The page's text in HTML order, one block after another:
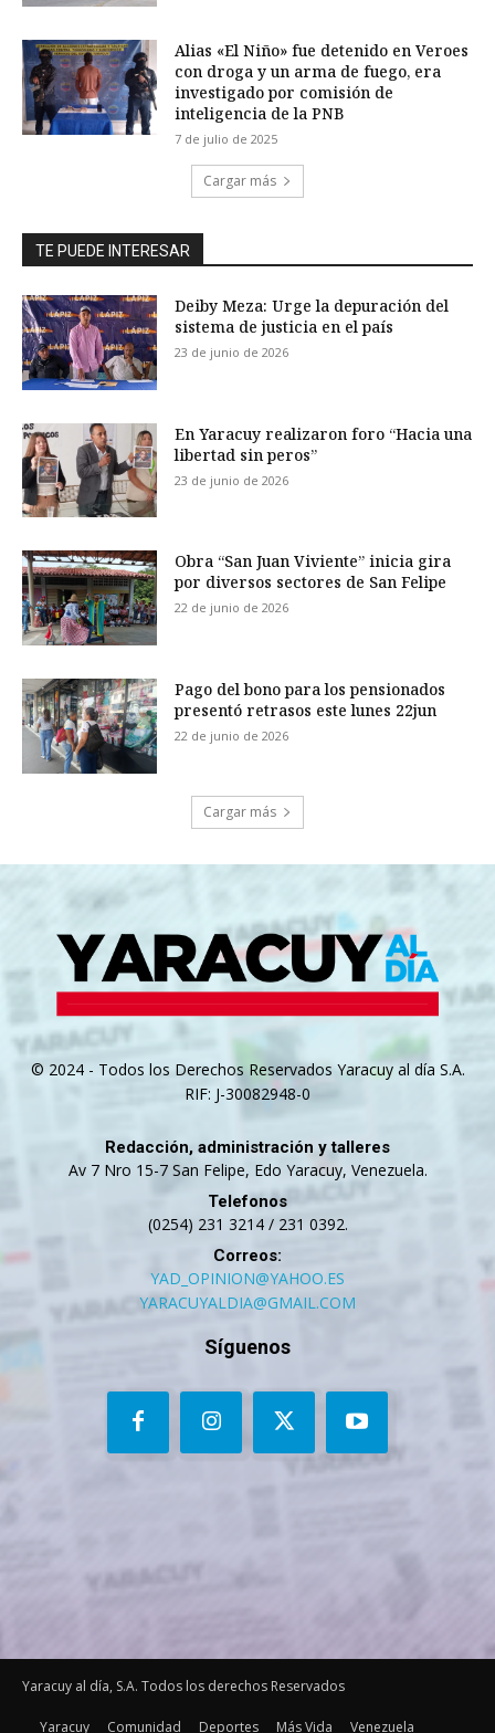
Alias «El Niño» fue detenido en Veroes
con droga y un arma de fuego, era
investigado por comisión de
inteligencia de la PNB
7 de julio de 2025
Cargar más
TE PUEDE INTERESAR
Deiby Meza: Urge la depuración del
sistema de justicia en el país
23 de junio de 2026
En Yaracuy realizaron foro “Hacia una
libertad sin peros”
23 de junio de 2026
Obra “San Juan Viviente” inicia gira
por diversos sectores de San Felipe
22 de junio de 2026
Pago del bono para los pensionados
presentó retrasos este lunes 22jun
22 de junio de 2026
Cargar más
© 2024 - Todos los Derechos Reservados Yaracuy al día S.A.
RIF: J-30082948-0
Redacción, administración y talleres
Av 7 Nro 15-7 San Felipe, Edo Yaracuy, Venezuela.
Telefonos
(0254) 231 3214 / 231 0392.
Correos:
YAD_OPINION@YAHOO.ES
YARACUYALDIA@GMAIL.COM
Síguenos
Yaracuy al día, S.A. Todos los derechos Reservados
Yaracuy Comunidad Deportes Más Vida Venezuela